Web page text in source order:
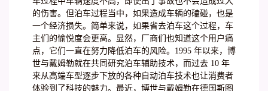
的伤害。但泊车过程当中，如果造成车辆的磕碰，也是
一个经济损失。简单来说，如果省去泊车这个过程，车
主们的愉悦度会更高。显然，厂商们也知道这个用户痛
点，它们一直在努力降低泊车的风险。1995 年以来，博
世与戴姆勒就在共同研究泊车辅助技术，而过去 10 年
来从高端车型逐步下放的各种自动泊车技术也让消费者
体验到了科技的魅力。最近，博世与戴姆勒在德国斯图